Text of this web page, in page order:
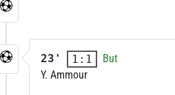
23' 1:1
But
Y. Ammour